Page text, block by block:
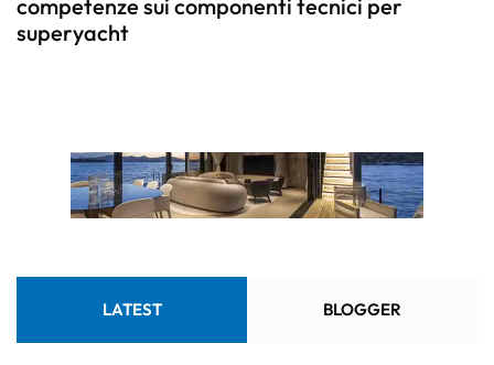
competenze sui componenti tecnici per
superyacht
LATEST BLOGGER